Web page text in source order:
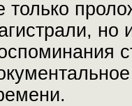
только
но